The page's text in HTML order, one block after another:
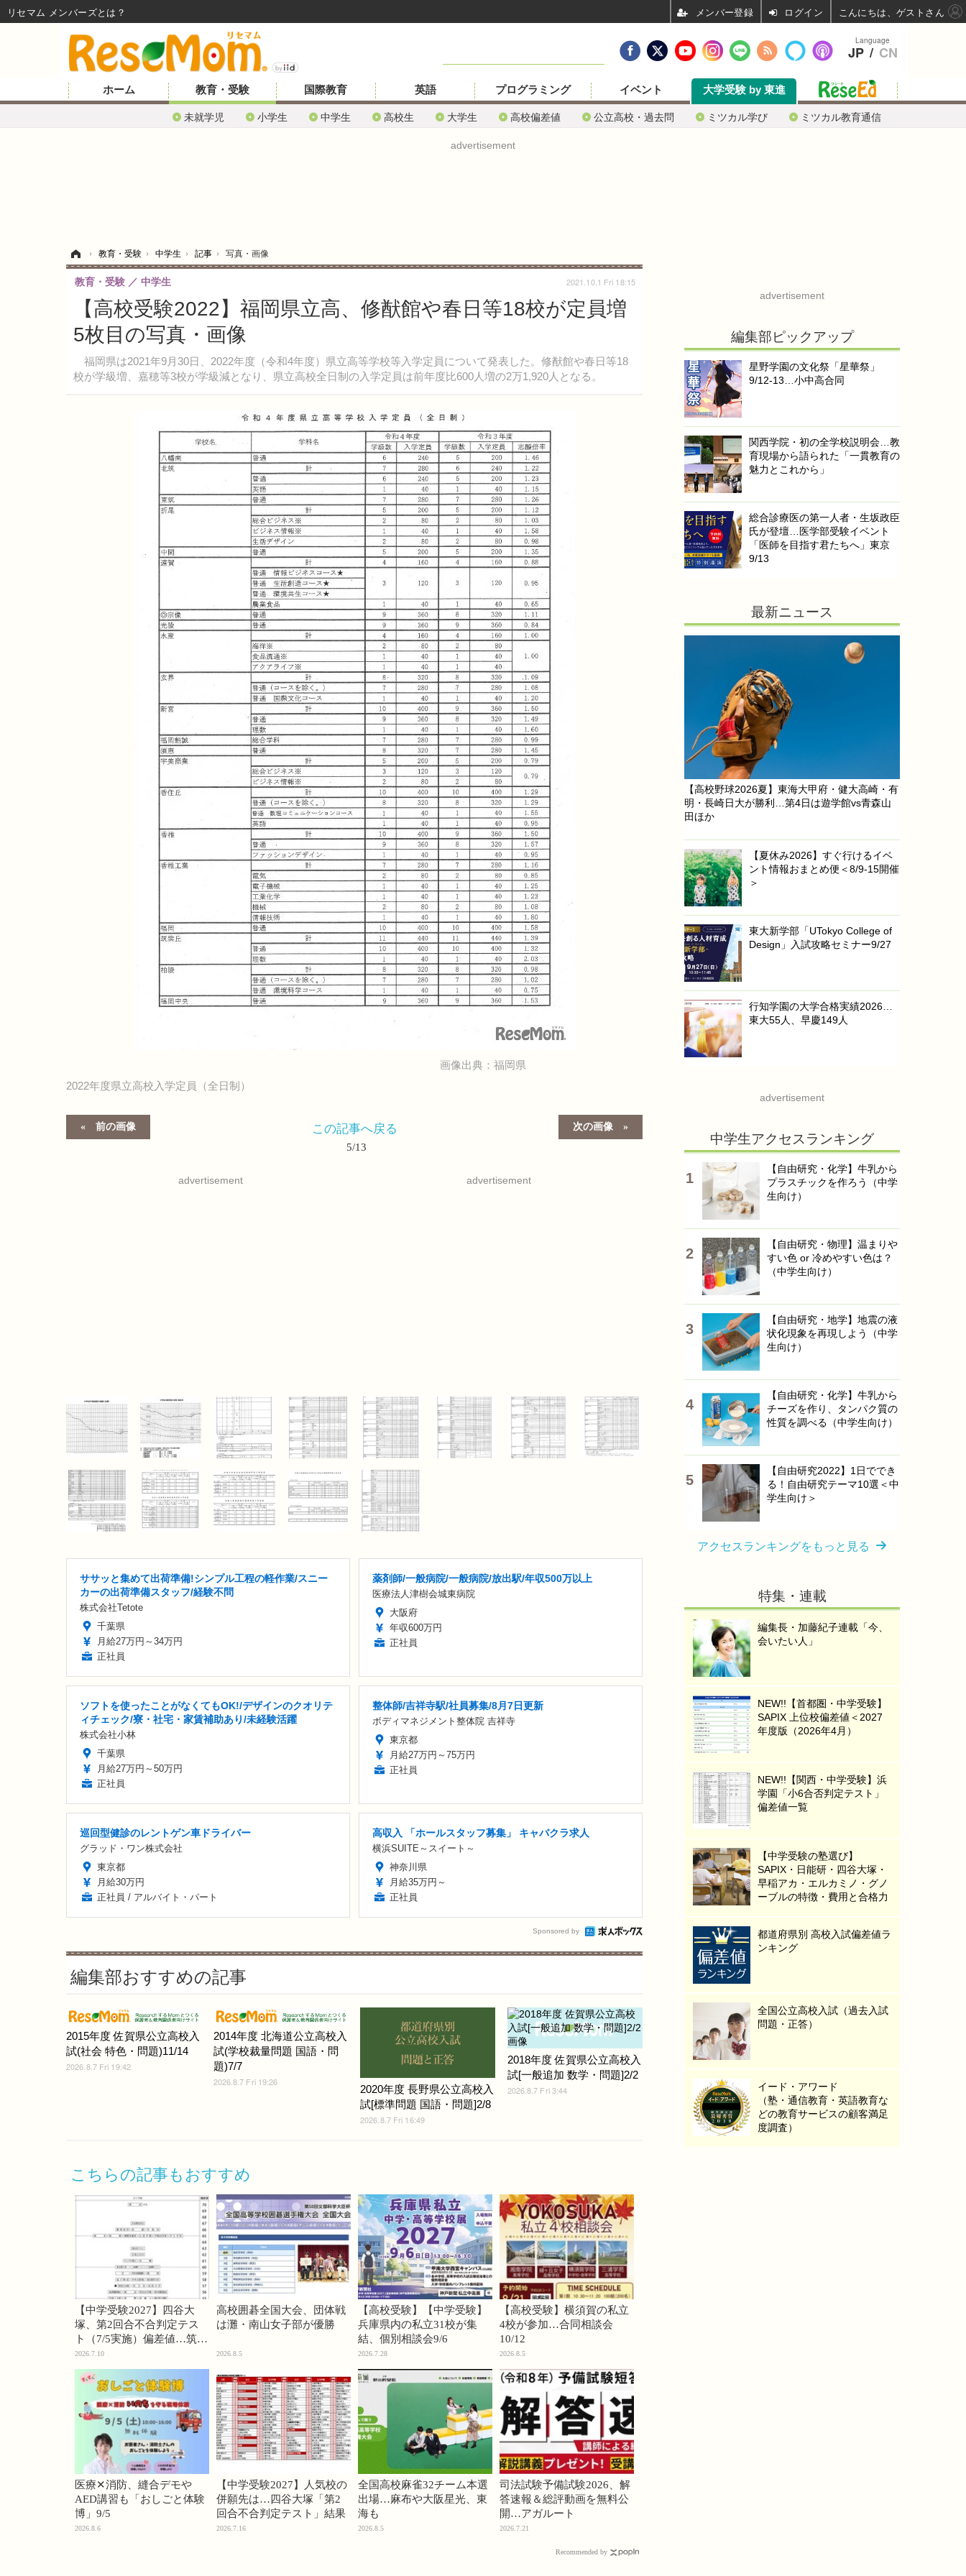
ホーム 教育・受験
未就学児 小学生 中学生 高校生 大学生 高校偏差値 公立高校・過去問 ミツカル学び ミツカル教育通信
国際教育 英語 プログラミング イベント 大学受験 by 東進
advertisement
› 教育・受験 › 中学生 › 記事 › 写真・画像
【高校受験2022】福岡県立高、修猷館や春日等18校が定員増
5枚目の写真・画像
福岡県は2021年9月30日、2022年度（令和4年度）県立高等学校等入学定員について発表した。修猷館や春日等18
校が学級増、嘉穂等3校が学級減となり、県立高校全日制の入学定員は前年度比600人増の2万1,920人となる。
教育・受験 中学生 2021.10.1 Fri 18:15
画像出典：福岡県
2022年度県立高校入学定員（全日制）
前の画像 次の画像
この記事へ戻る
5/13
advertisement advertisement
ササッと集めて出荷準備!シンプル工程の軽作業/スニー
カーの出荷準備スタッフ/経験不問
株式会社Tetote
千葉県
月給27万円～34万円
正社員
薬剤師/一般病院/一般病院/放出駅/年収500万以上
医療法人津樹会城東病院
大阪府
年収600万円
正社員
ソフトを使ったことがなくてもOK!/デザインのクオリテ
ィチェック/寮・社宅・家賃補助あり/未経験活躍
株式会社小林
千葉県
月給27万円～50万円
正社員
整体師/吉祥寺駅/社員募集/8月7日更新
ボディマネジメント整体院 吉祥寺
東京都
月給27万円～75万円
正社員
巡回型健診のレントゲン車ドライバー
グラッド・ワン株式会社
東京都
月給30万円
正社員 / アルバイト・パート
高収入 「ホールスタッフ募集」 キャバクラ求人
横浜SUITE～スイート～
神奈川県
月給35万円～
正社員
Sponsored by
編集部おすすめの記事
2015年度 佐賀県公立高校入
試(社会 特色・問題)11/14
2026.8.7 Fri 19:42
2014年度 北海道公立高校入
試(学校裁量問題 国語・問
題)7/7
2026.8.7 Fri 19:26
2020年度 長野県公立高校入
試[標準問題 国語・問題]2/8
2026.8.7 Fri 16:49
2018年度 佐賀県公立高校入
試[一般追加 数学・問題]2/2
2026.8.7 Fri 3:44
こちらの記事もおすすめ
【中学受験2027】四谷大
塚、第2回合不合判定テス
ト（7/5実施）偏差値…筑駒
74・桜蔭70＜PR＞
2026.7.10
高校囲碁全国大会、団体戦
は灘・南山女子部が優勝
2026.8.5
【高校受験】【中学受験】
兵庫県内の私立31校が集
結、個別相談会9/6
2026.7.28
【高校受験】横須賀の私立
4校が参加…合同相談会
10/12
2026.8.5
医療✕消防、縫合デモや
AED講習も「おしごと体験
博」9/5
2026.8.6
【中学受験2027】人気校の
併願先は…四谷大塚「第2
回合不合判定テスト」結果
2026.7.16
全国高校麻雀32チーム本選
出場…麻布や大阪星光、東
海も
2026.8.5
司法試験予備試験2026、解
答速報＆総評動画を無料公
開…アガルート
2026.7.21
Recommended by
advertisement
編集部ピックアップ
星野学園の文化祭「星華祭」
9/12-13…小中高合同
関西学院・初の全学校説明会…教
育現場から語られた「一貫教育の
魅力とこれから」
総合診療医の第一人者・生坂政臣
氏が登壇…医学部受験イベント
「医師を目指す君たちへ」東京
9/13
最新ニュース
【高校野球2026夏】東海大甲府・健大高崎・有
明・長崎日大が勝利…第4日は遊学館vs青森山
田ほか
【夏休み2026】すぐ行けるイベ
ント情報おまとめ便＜8/9-15開催
＞
東大新学部「UTokyo College of
Design」入試攻略セミナー9/27
行知学園の大学合格実績2026…
東大55人、早慶149人
advertisement
中学生アクセスランキング
【自由研究・化学】牛乳から
プラスチックを作ろう（中学
生向け）
【自由研究・物理】温まりや
すい色 or 冷めやすい色は？
（中学生向け）
【自由研究・地学】地震の液
状化現象を再現しよう（中学
生向け）
【自由研究・化学】牛乳から
チーズを作り、タンパク質の
性質を調べる（中学生向け）
【自由研究2022】1日ででき
る！自由研究テーマ10選＜中
学生向け＞
アクセスランキングをもっと見る
特集・連載
編集長・加藤紀子連載「今、
会いたい人」
NEW!!【首都圏・中学受験】
SAPIX 上位校偏差値＜2027
年度版（2026年4月）
NEW!!【関西・中学受験】浜
学園「小6合否判定テスト」
偏差値一覧
【中学受験の塾選び】
SAPIX・日能研・四谷大塚・
早稲アカ・エルカミノ・グノ
ーブルの特徴・費用と合格力
都道府県別 高校入試偏差値ラ
ンキング
全国公立高校入試（過去入試
問題・正答）
イード・アワード
（塾・通信教育・英語教育な
どの教育サービスの顧客満足
度調査）
Language
JP / CN
リセマム メンバーズ ログイン こんにちは、ゲストさん